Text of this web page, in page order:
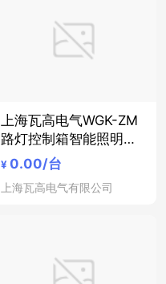
上海瓦高电气WGK-ZM
路灯控制箱智能照明控
制箱
¥ 0.00/台
上海瓦高电气有限公司